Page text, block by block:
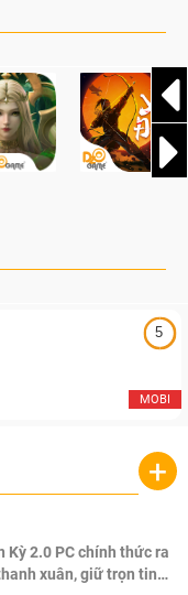
5
MOBI
+
Kỳ 2.0 PC chính thức ra
xuân, giữ trọn tinh